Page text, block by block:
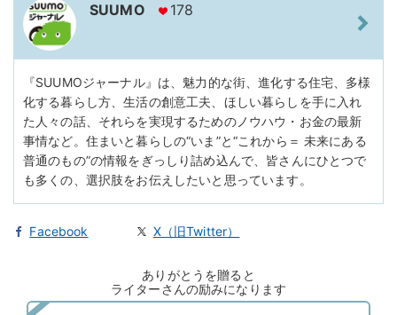
SUUMO 178
『SUUMOジャーナル』は、魅力的な街、進化する住宅、多様
化する暮らし方、生活の創意工夫、ほしい暮らしを手に入れ
た人々の話、それらを実現するためのノウハウ・お金の最新
事情など。住まいと暮らしの“いま”と“これから＝ 未来にある
普通のもの”の情報をぎっしり詰め込んで、皆さんにひとつで
も多くの、選択肢をお伝えしたいと思っています。
Facebook X（旧Twitter）
ありがとうを贈ると
ライターさんの励みになります